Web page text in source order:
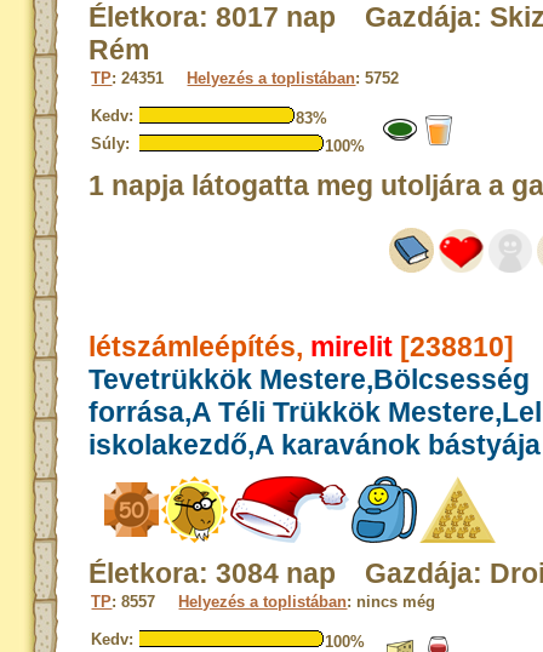
Életkora: 8017 nap Gazdája:
Rém
TP: 24351 Helyezés a toplistában: 5752
Kedv:
83%
Súly:
100%
1 napja látogatta meg utoljára a
létszámleépítés, mirelit [238810]
Tevetrükkök Mestere,Bölcsesség
forrása,A Téli Trükkök
iskolakezdő,A karavánok bástyája
Életkora: 3084 nap Gazdája:
TP: 8557 Helyezés a toplistában: nincs még
Kedv:
100%